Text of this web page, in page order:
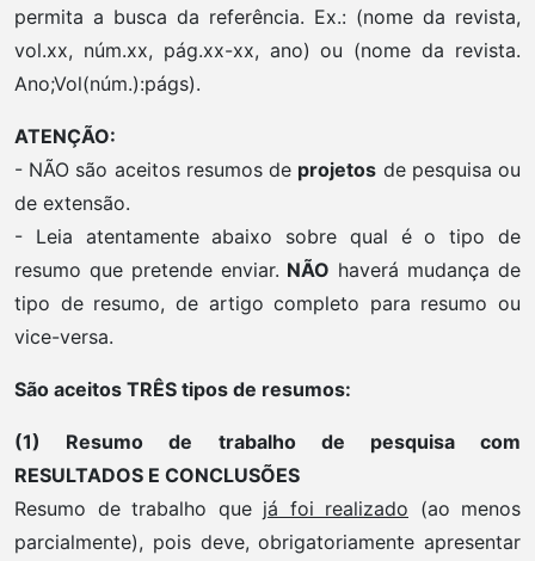
permita a busca da referência. Ex.: (nome da revista,
vol.xx, núm.xx, pág.xx-xx, ano) ou (nome da revista.
Ano;Vol(núm.):págs).
ATENÇÃO:
- NÃO são aceitos resumos de projetos de pesquisa ou
de extensão.
- Leia atentamente abaixo sobre qual é o tipo de
resumo que pretende enviar. NÃO haverá mudança de
tipo de resumo, de artigo completo para resumo ou
vice-versa.
São aceitos TRÊS tipos de resumos:
(1) Resumo de trabalho de pesquisa com
RESULTADOS E CONCLUSÕES
Resumo de trabalho que já foi realizado (ao menos
parcialmente), pois deve, obrigatoriamente apresentar